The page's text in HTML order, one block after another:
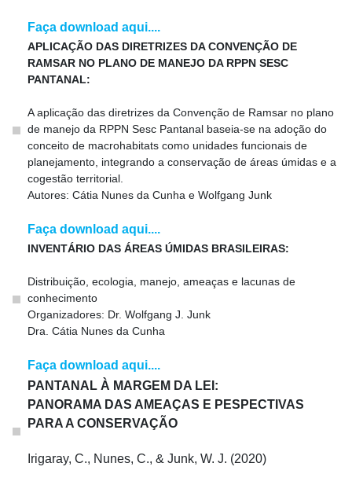
Faça download aqui....
APLICAÇÃO DAS DIRETRIZES DA CONVENÇÃO DE
RAMSAR NO PLANO DE MANEJO DA RPPN SESC
PANTANAL:
A aplicação das diretrizes da Convenção de Ramsar no plano
de manejo da RPPN Sesc Pantanal baseia-se na adoção do
conceito de macrohabitats como unidades funcionais de
planejamento, integrando a conservação de áreas úmidas e a
cogestão territorial.
Autores: Cátia Nunes da Cunha e Wolfgang Junk
Faça download aqui....
INVENTÁRIO DAS ÁREAS ÚMIDAS BRASILEIRAS:
Distribuição, ecologia, manejo, ameaças e lacunas de
conhecimento
Organizadores: Dr. Wolfgang J. Junk
Dra. Cátia Nunes da Cunha
Faça download aqui....
PANTANAL À MARGEM DA LEI:
PANORAMA DAS AMEAÇAS E PESPECTIVAS
PARA A CONSERVAÇÃO
Irigaray, C., Nunes, C., & Junk, W. J. (2020)